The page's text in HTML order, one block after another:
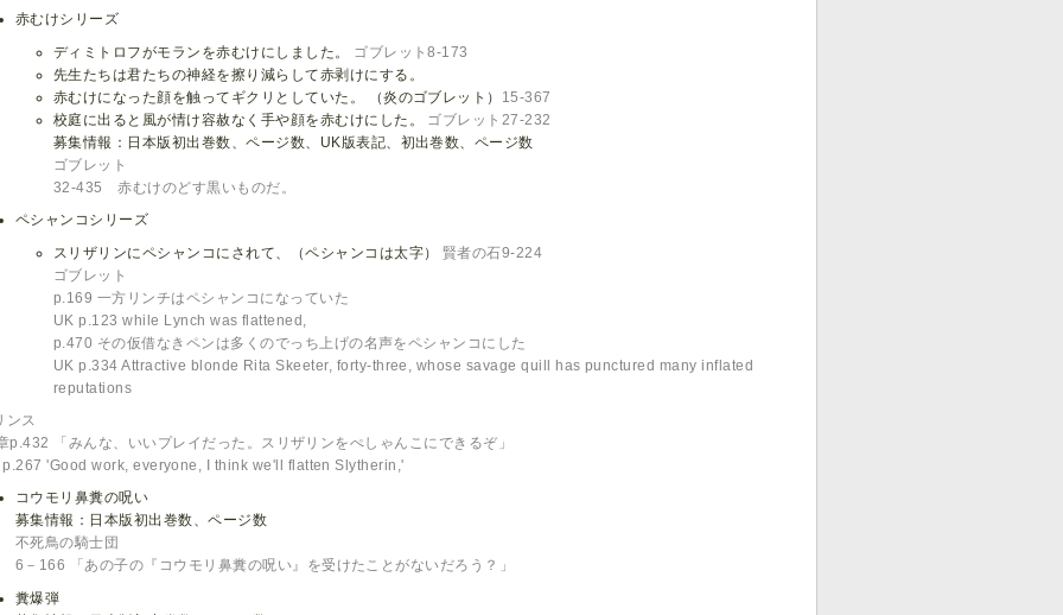
赤むけシリーズ
ディミトロフがモランを赤むけにしました。 ゴブレット8-173
先生たちは君たちの神経を擦り減らして赤剥けにする。
赤むけになった顔を触ってギクリとしていた。 （炎のゴブレット） 15-367
校庭に出ると風が情け容赦なく手や顔を赤むけにした。
ゴブレット27-232
募集情報：日本版初出巻数、ページ数、UK版表記、初出巻数、ページ数
ゴブレット
32-435 赤むけのどす黒いものだ。
ペシャンコシリーズ
スリザリンにペシャンコにされて、（ペシャンコは太字） 賢者の石9-224
ゴブレット
p.169 一方リンチはペシャンコになっていた
UK p.123 while Lynch was flattened,
p.470 その仮借なきペンは多くのでっち上げの名声をペシャンコにした
UK p.334 Attractive blonde Rita Skeeter, forty-three, whose savage quill has punctured many inflated
reputations
ンス
p.432 「みんな、いいプレイだった。スリザリンをぺしゃんこにできるぞ」
p.267 'Good work, everyone, I think we'll flatten Slytherin,'
コウモリ鼻糞の呪い
募集情報：日本版初出巻数、ページ数
不死鳥の騎士団
6－166 「あの子の『コウモリ鼻糞の呪い』を受けたことがないだろう？」
糞爆弾